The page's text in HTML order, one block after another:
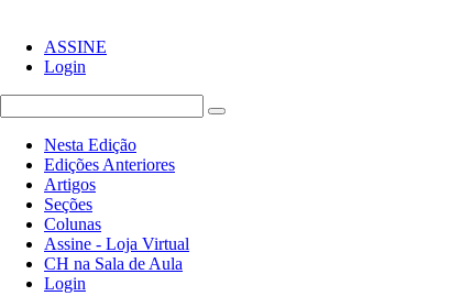
ASSINE
Login
Nesta Edição
Edições Anteriores
Artigos
Seções
Colunas
Assine - Loja Virtual
CH na Sala de Aula
Login